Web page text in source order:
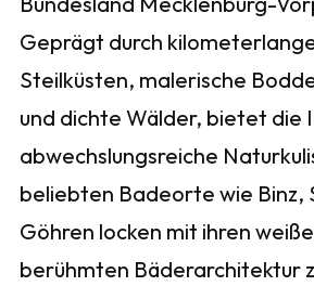
Geprägt durch
Steilküsten, malerische
und dichte Wälder, bietet die
abwechslungsreiche
beliebten Badeorte wie Binz,
Göhren locken mit ihren
berühmten Bäderarchitektur